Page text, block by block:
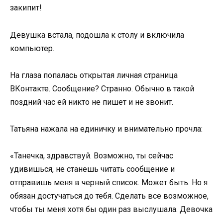
закипит!
Девушка встала, подошла к столу и включила
компьютер.
На глаза попалась открытая личная страница
ВКонтакте. Сообщение? Странно. Обычно в такой
поздний час ей никто не пишет и не звонит.
Татьяна нажала на единичку и внимательно прочла:
«Танечка, здравствуй. Возможно, ты сейчас
удивишься, не станешь читать сообщение и
отправишь меня в черный список. Может быть. Но я
обязан достучаться до тебя. Сделать все возможное,
чтобы ты меня хотя бы один раз выслушала. Девочка